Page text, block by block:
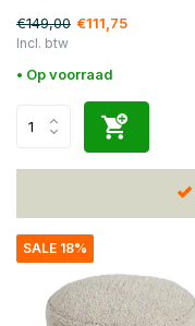
€149,00 €111,75
Incl. btw
• Op voorraad
SALE 18%